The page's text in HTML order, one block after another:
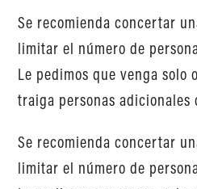
Se recomienda concertar
limitar el número de
Le pedimos que venga solo
traiga personas adicionales
Se recomienda concertar
limitar el número de